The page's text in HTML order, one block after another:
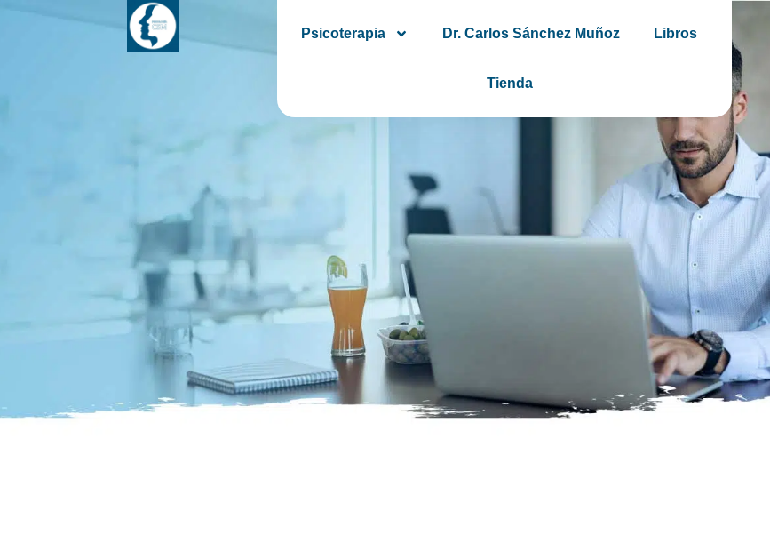
Psicoterapia Dr. Carlos Sánchez Muñoz Libros
Tienda